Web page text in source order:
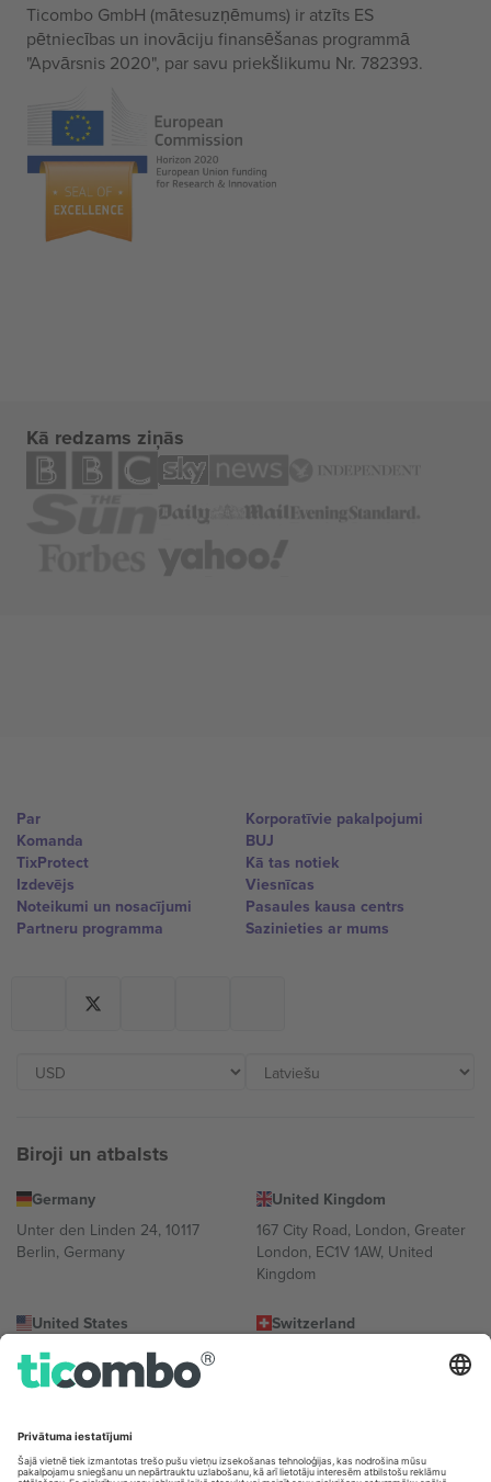
Ticombo GmbH (mātesuzņēmums) ir atzīts ES
pētniecības un inovāciju finansēšanas programmā
"Apvārsnis 2020", par savu priekšlikumu Nr. 782393.
Kā redzams ziņās
Par
Komanda
TixProtect
Izdevējs
Noteikumi un nosacījumi
Partneru programma
Korporatīvie pakalpojumi
BUJ
Kā tas notiek
Viesnīcas
Pasaules kausa centrs
Sazinieties ar mums
Biroji un atbalsts
Germany
Unter den Linden 24, 10117
Berlin, Germany
United Kingdom
167 City Road, London, Greater
London, EC1V 1AW, United
Kingdom
United States
131 Continental Dr, Suite 305,
Newark, Delaware 19713, United
Switzerland
Bulgaria